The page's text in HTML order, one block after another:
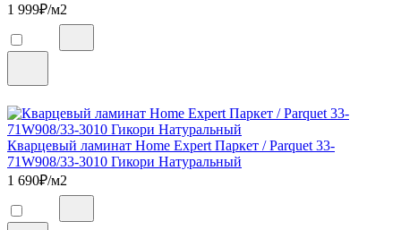
1 999₽/м2
Кварцевый ламинат Home Expert Паркет / Parquet 33-
71W908/33-3010 Гикори Натуральный
1 690₽/м2